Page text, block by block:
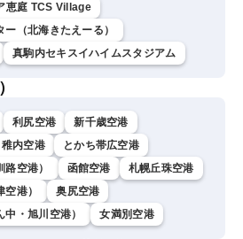
恵庭 TCS Village
（北海きたえーる）
真駒内セキスイハイムスタジアム
利尻空港
新千歳空港
稚内空港
とかち帯広空港
空港）
函館空港
札幌丘珠空港
港）
奥尻空港
・旭川空港）
女満別空港